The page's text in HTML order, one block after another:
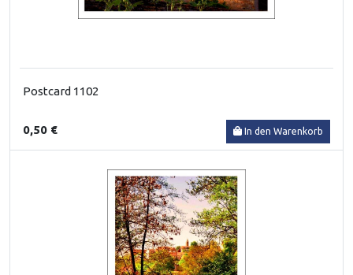
Postcard 1102
0,50 € In den Warenkorb